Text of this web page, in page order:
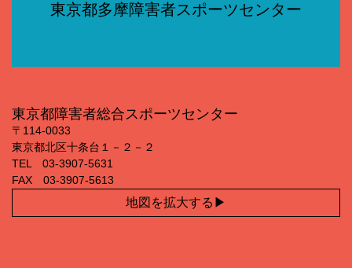
東京都多摩障害者スポーツセンター
東京都障害者総合スポーツセンター
〒114‐0033
東京都北区十条台１－２－２
TEL 03‐3907‐5631
FAX 03‐3907‐5613
地図を拡大する